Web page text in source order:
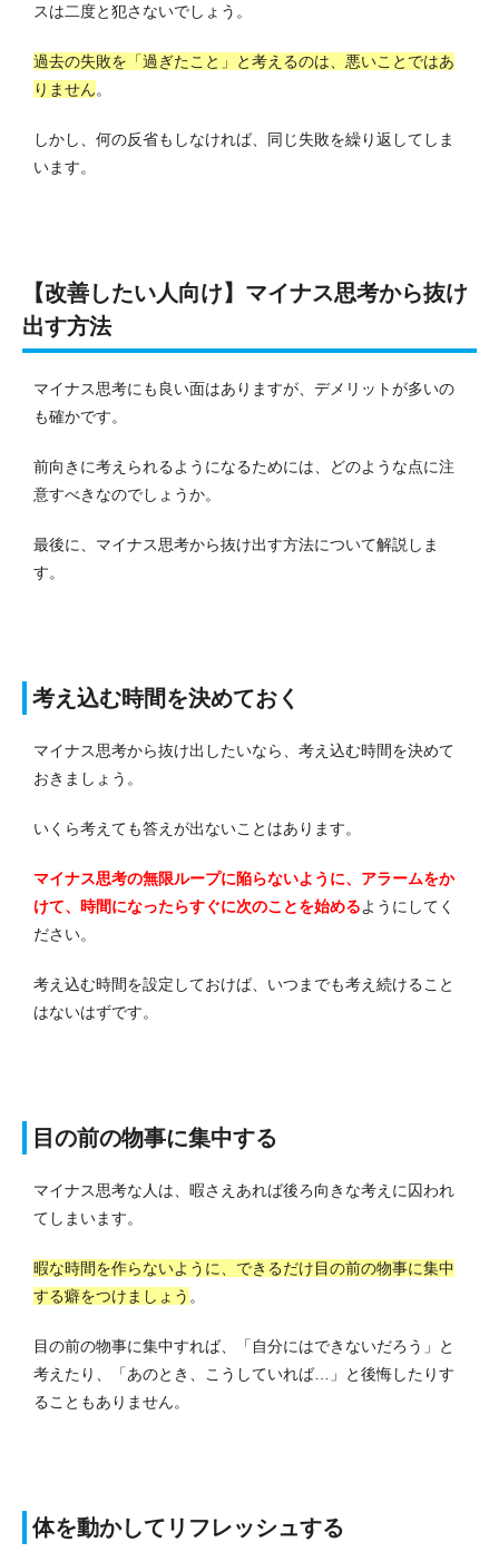
スは二度と犯さないでしょう。
過去の失敗を「過ぎたこと」と考えるのは、悪いことではあ
りません。
しかし、何の反省もしなければ、同じ失敗を繰り返してしま
います。
【改善したい人向け】マイナス思考から抜け
出す方法
マイナス思考にも良い面はありますが、デメリットが多いの
も確かです。
前向きに考えられるようになるためには、どのような点に注
意すべきなのでしょうか。
最後に、マイナス思考から抜け出す方法について解説しま
す。
考え込む時間を決めておく
マイナス思考から抜け出したいなら、考え込む時間を決めて
おきましょう。
いくら考えても答えが出ないことはあります。
マイナス思考の無限ループに陥らないように、アラームをか
けて、時間になったらすぐに次のことを始めるようにしてく
ださい。
考え込む時間を設定しておけば、いつまでも考え続けること
はないはずです。
目の前の物事に集中する
マイナス思考な人は、暇さえあれば後ろ向きな考えに囚われ
てしまいます。
暇な時間を作らないように、できるだけ目の前の物事に集中
する癖をつけましょう 。
目の前の物事に集中すれば、「自分にはできないだろう」と
考えたり、「あのとき、こうしていれば…」と後悔したりす
ることもありません。
体を動かしてリフレッシュする